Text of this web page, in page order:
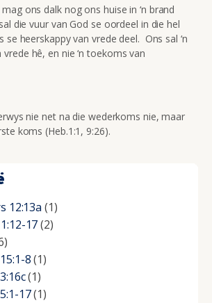
ons dalk nog ons huise in ‘n brand
die vuur van God se oordeel in die hel
se heerskappy van vrede deel. Ons sal ‘n
hê, en nie ‘n toekoms van
nie net na die wederkoms nie, maar
koms (Heb.1:1, 9:26).
12:13a (1)
17(2)
8(1)
(1)
17(1)